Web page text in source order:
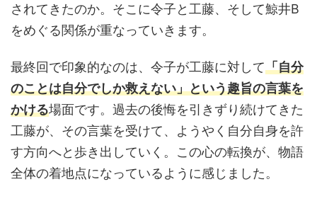
されてきたのか。そこに令子と工藤、そして鯨井B
をめぐる関係が重なっていきます。
最終回で印象的なのは、令子が工藤に対して「自分
のことは自分でしか救えない」という趣旨の言葉を
かける場面です。過去の後悔を引きずり続けてきた
工藤が、その言葉を受けて、ようやく自分自身を許
す方向へと歩き出していく。この心の転換が、物語
全体の着地点になっているように感じました。